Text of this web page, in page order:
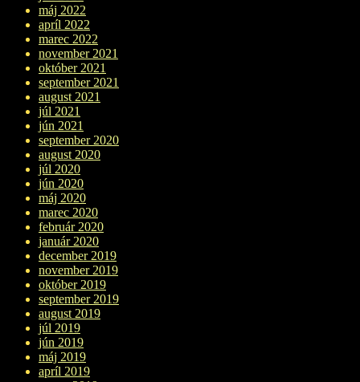
máj 2022
apríl 2022
marec 2022
november 2021
október 2021
september 2021
august 2021
júl 2021
jún 2021
september 2020
august 2020
júl 2020
jún 2020
máj 2020
marec 2020
február 2020
január 2020
december 2019
november 2019
október 2019
september 2019
august 2019
júl 2019
jún 2019
máj 2019
apríl 2019